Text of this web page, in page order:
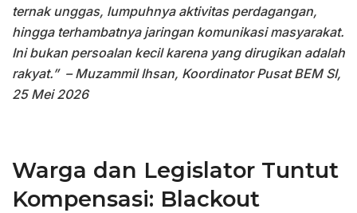
ternak unggas, lumpuhnya aktivitas perdagangan,
hingga terhambatnya jaringan komunikasi masyarakat.
Ini bukan persoalan kecil karena yang dirugikan adalah
rakyat.”– Muzammil Ihsan, Koordinator Pusat BEM SI,
25 Mei 2026
Warga dan Legislator Tuntut
Kompensasi: Blackout